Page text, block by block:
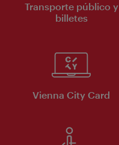
Transporte público y
billetes
Vienna City Card